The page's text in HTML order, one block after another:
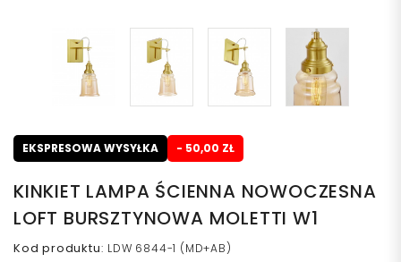
EKSPRESOWA WYSYŁKA - 50,00 ZŁ
KINKIET LAMPA ŚCIENNA NOWOCZESNA
LOFT BURSZTYNOWA MOLETTI W1
Kod produktu: LDW 6844-1 (MD+AB)